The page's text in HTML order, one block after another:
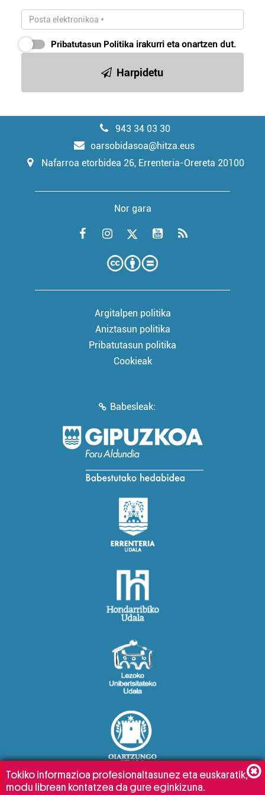
Pribatutasun Politika irakurri eta onartzen dut.
Harpidetu
943 34 03 30
oarsobidasoa@hitza.eus
Nafarroa etorbidea 26, Errenteria-Orereta 20100
Nor gara
Argitalpen politika
Aniztasun politika
Pribatutasun politika
Cookieak
Babesleak:
Tokiko informazioa profesionaltasunez eta euskaratik,
modu librean kontatzea da gure eginkizuna.